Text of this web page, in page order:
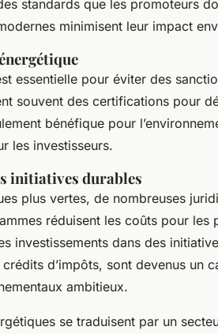
standards que les promoteurs
minimisent leur impact
essentielle pour éviter des
souvent des certifications pour
bénéfique pour
les investisseurs.
initiatives durables
plus vertes, de nombreuses
réduisent les coûts pour les
investissements dans des
d’impôts, sont devenus un
ambitieux.
se traduisent par un